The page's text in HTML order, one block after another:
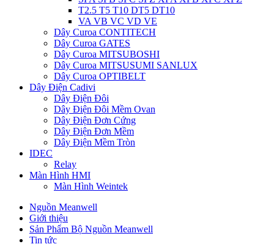
T2.5 T5 T10 DT5 DT10
VA VB VC VD VE
Dây Curoa CONTITECH
Dây Curoa GATES
Dây Curoa MITSUBOSHI
Dây Curoa MITSUSUMI SANLUX
Dây Curoa OPTIBELT
Dây Điện Cadivi
Dây Điện Đôi
Dây Điện Đôi Mềm Ovan
Dây Điện Đơn Cứng
Dây Điện Đơn Mềm
Dây Điện Mềm Tròn
IDEC
Relay
Màn Hình HMI
Màn Hình Weintek
Nguồn Meanwell
Giới thiệu
Sản Phẩm Bộ Nguồn Meanwell
Tin tức